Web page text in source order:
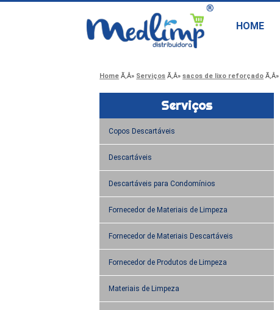
HOME
Home Serviços sacos de lixo reforçado
Serviços
Copos Descartáveis
Descartáveis
Descartáveis para Condomínios
Fornecedor de Materiais de Limpeza
Fornecedor de Materiais Descartáveis
Fornecedor de Produtos de Limpeza
Materiais de Limpeza